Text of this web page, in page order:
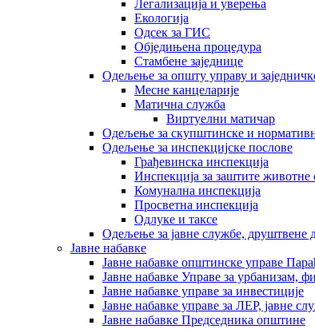
Легализација и уверења
Екологија
Одсек за ГИС
Обједињена процедура
Стамбене заједнице
Oдељење за општу управу и
Месне канцеларије
Матична служба
Виртуелни матичар
Одељење за скупштинске и
Одељење за инспекцијске послове
Грађевинска инспекција
Инспекција за заштите животне
Комунална инспекција
Просветна инспекција
Одлуке и таксе
Одељење за јавне службе, друштвене
Јавне набавке
Јавне набавке општинске управе
Јавне набавке Управе за урбанизам,
Јавне набавке управе за инвестиције
Јавне набавке управе за ЛЕР, јавне
Јавне набавке Председника општине